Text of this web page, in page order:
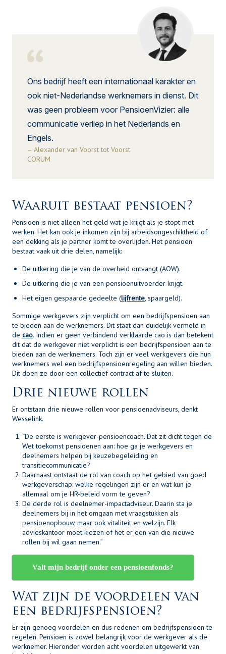
Ons bedrijf heeft een internationaal karakter en
ook niet-Nederlandse werknemers in dienst. Dit
was geen probleem voor PensioenVizier: alle
communicatie verliep in het Nederlands en
Engels.
– Alexander van Voorst tot Voorst
CORUM
Waaruit bestaat pensioen?
Pensioen is niet alleen het geld wat je krijgt als je stopt met
werken. Het kan ook je inkomen zijn bij arbeidsongeschiktheid of
een dekking als je partner komt te overlijden. Het pensioen
bestaat vaak uit drie delen, namelijk:
De uitkering die je van de overheid ontvangt (AOW).
De uitkering die je van een pensioenuitvoerder krijgt.
Het eigen gespaarde gedeelte (lijfrente, spaargeld).
Sommige werkgevers zijn verplicht om een bedrijfspensioen aan
te bieden aan de werknemers. Dit staat dan duidelijk vermeld in
de cao. Indien er geen verbindend verklaarde cao is dan betekent
dit dat de werkgever niet verplicht is een bedrijfspensioen aan te
bieden aan de werknemers. Toch zijn er veel werkgevers die hun
werknemers wel een bedrijfspensioenregeling aan willen bieden.
Dit doen ze door een collectief contract af te sluiten.
Drie nieuwe rollen
Er ontstaan drie nieuwe rollen voor pensioenadviseurs, denkt
Wesselink.
“De eerste is werkgever-pensioencoach. Dat zit dicht tegen de
Wet toekomst pensioenen aan: hoe ga je werkgevers en
deelnemers helpen bij keuzebegeleiding en
transitiecommunicatie?
Daarnaast ontstaat de rol van coach op het gebied van goed
werkgeverschap: welke regelingen zijn er en wat kun je
allemaal om je HR-beleid vorm te geven?
De derde rol is deelnemer-impactadviseur. Daarin sta je
deelnemers bij in het omgaan met vraagstukken als
pensioenopbouw, maar ook vitaliteit en welzijn. Elk
advieskantoor moet kiezen of het er een van die nieuwe
rollen bij wil gaan nemen.”
Valt mijn bedrijf onder een pensioenfonds?
Wat zijn de voordelen van
een bedrijfspensioen?
Er zijn genoeg voordelen en dus redenen om bedrijfspensioen te
regelen. Pensioen is zowel belangrijk voor de werkgever als de
werknemer. Hieronder worden acht voordelen uitgewerkt van